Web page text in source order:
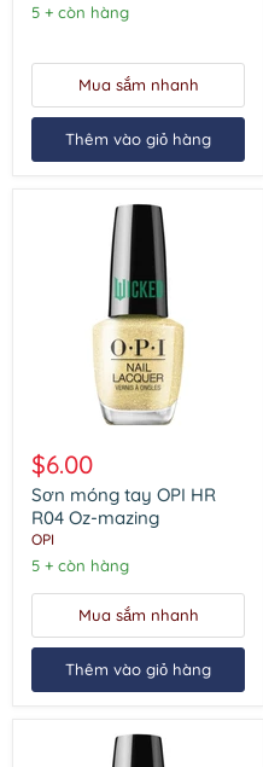
So5 + còn hàng
Mua sắm nhanh
Thêm vào giỏ hàng
móng
tay
OPI
HR
R04
Oz-
mazing
$6.00
Sơn móng tay OPI HR
R04 Oz-mazing
OPI
5 + còn hàng
Mua sắm nhanh
Thêm vào giỏ hàng